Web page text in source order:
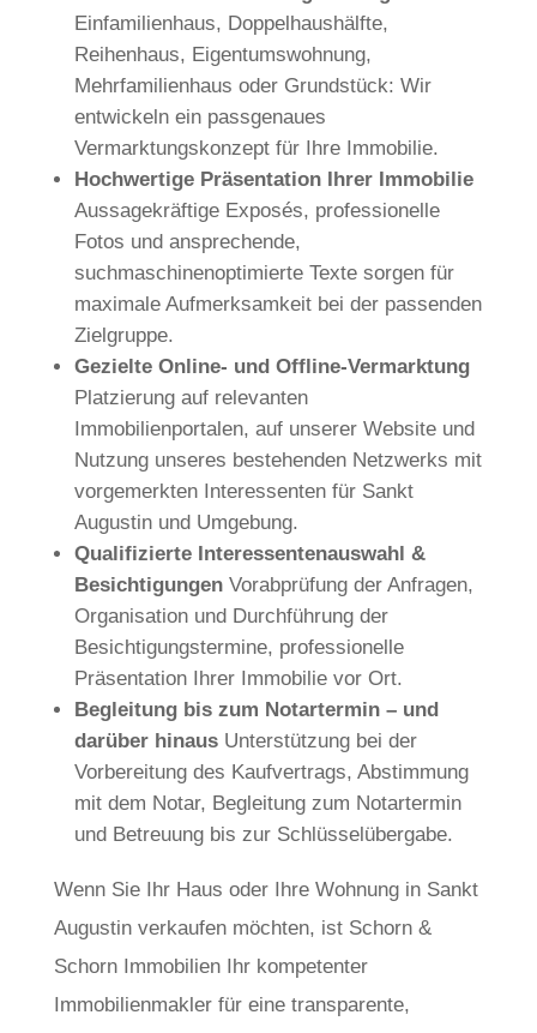
Einfamilienhaus, Doppelhaushälfte,
Reihenhaus, Eigentumswohnung,
Mehrfamilienhaus oder Grundstück: Wir
entwickeln ein passgenaues
Vermarktungskonzept für Ihre Immobilie.
Hochwertige Präsentation Ihrer Immobilie
Aussagekräftige Exposés, professionelle
Fotos und ansprechende,
suchmaschinenoptimierte Texte sorgen für
maximale Aufmerksamkeit bei der passenden
Zielgruppe.
Gezielte Online- und Offline-Vermarktung
Platzierung auf relevanten
Immobilienportalen, auf unserer Website und
Nutzung unseres bestehenden Netzwerks mit
vorgemerkten Interessenten für Sankt
Augustin und Umgebung.
Qualifizierte Interessentenauswahl &
BesichtigungenVorabprüfung der Anfragen,
Organisation und Durchführung der
Besichtigungstermine, professionelle
Präsentation Ihrer Immobilie vor Ort.
Begleitung bis zum Notartermin – und
darüber hinausUnterstützung bei der
Vorbereitung des Kaufvertrags, Abstimmung
mit dem Notar, Begleitung zum Notartermin
und Betreuung bis zur Schlüsselübergabe.
Wenn Sie Ihr Haus oder Ihre Wohnung in Sankt
Augustin verkaufen möchten, ist Schorn &
Schorn Immobilien Ihr kompetenter
Immobilienmakler für eine transparente,